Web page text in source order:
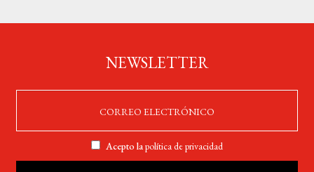
NEWSLETTER
Acepto lapolítica de privacidad